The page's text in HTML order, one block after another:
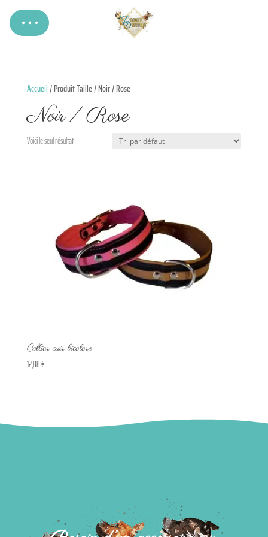
Accueil/ Produit Taille / Noir / Rose
Noir / Rose
Voici le seul résultat
Collier cuir bicolore
12,88€